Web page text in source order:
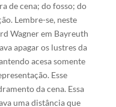
de cena; do fosso; do
Lembre-se, neste
Wagner em Bayreuth
apagar os lustres da
acesa somente
Esse
da cena. Essa
uma distância que